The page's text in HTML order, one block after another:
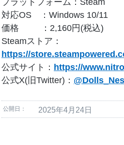
対応OS ：Windows 10/11
価格 ：2,160円(税込)
Steamストア：
https://
公式サイト： https://
公式X(旧Twitter)：
公開日： 2025年4月24日